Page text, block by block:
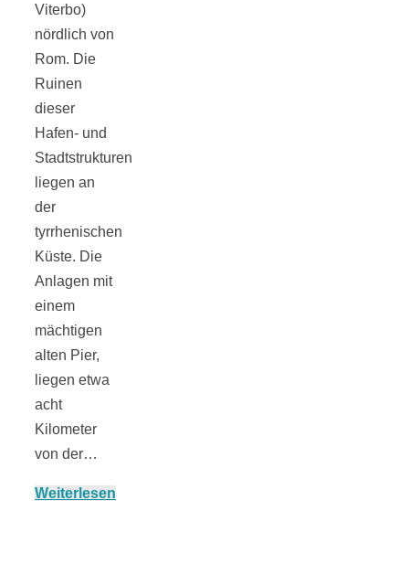
Viterbo)
nördlich von
Rom. Die
Ruinen
dieser
Hafen- und
Stadtstrukturen
liegen an
der
tyrrhenischen
Küste. Die
Anlagen mit
einem
mächtigen
alten Pier,
liegen etwa
acht
Kilometer
von der…
Weiterlesen